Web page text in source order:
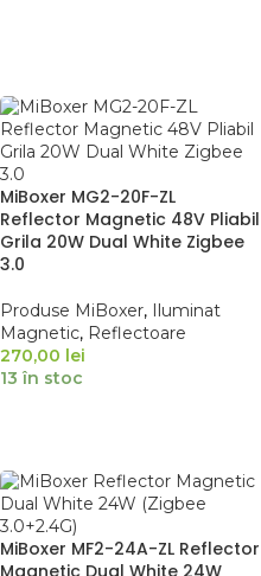
MiBoxer MG2-20F-ZL
Reflector Magnetic 48V Pliabil
Grila 20W Dual White Zigbee
3.0
Produse MiBoxer, Iluminat
Magnetic, Reflectoare
270,00 lei
13 în stoc
MiBoxer MF2-24A-ZL Reflector
Magnetic Dual White 24W